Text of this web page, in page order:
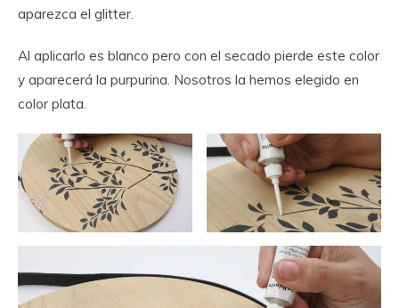
aparezca el glitter.
Al aplicarlo es blanco pero con el secado pierde este color
y aparecerá la purpurina. Nosotros la hemos elegido en
color plata.